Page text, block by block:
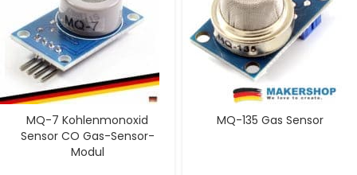
MQ-7 Kohlenmonoxid
Sensor CO Gas-Sensor-
Modul
MQ-135 Gas Sensor